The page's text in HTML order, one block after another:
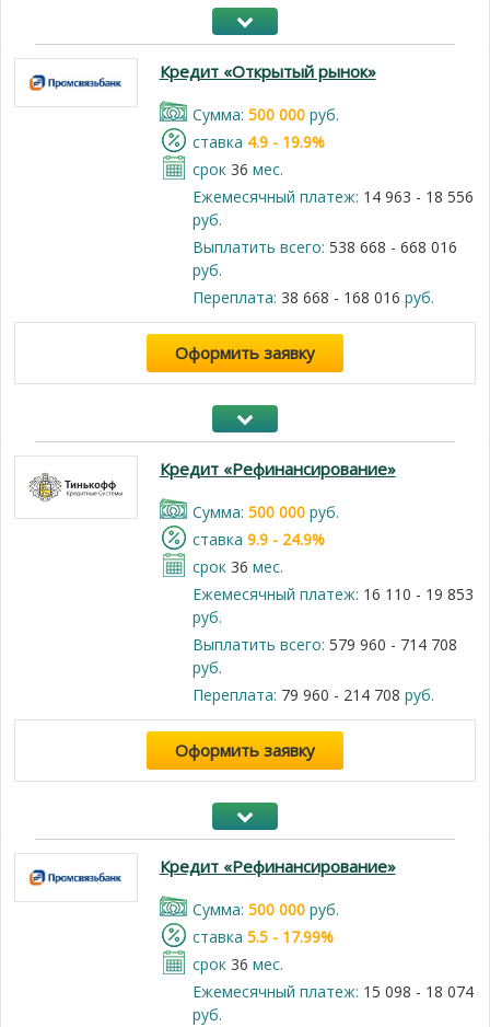
Кредит «Открытый рынок»
Cумма: 500 000руб.
cтавка 4.9 - 19.9%
срок 36 мес.
Ежемесячный платеж: 14 963 - 18 556
руб.
Выплатить всего: 538 668 - 668 016
руб.
Переплата: 38 668 - 168 016 руб.
Оформить заявку
Кредит «Рефинансирование»
Cумма: 500 000руб.
cтавка 9.9 - 24.9%
срок 36 мес.
Ежемесячный платеж: 16 110 - 19 853
руб.
Выплатить всего: 579 960 - 714 708
руб.
Переплата: 79 960 - 214 708 руб.
Оформить заявку
Кредит «Рефинансирование»
Cумма: 500 000руб.
cтавка 5.5 - 17.99%
срок 36 мес.
Ежемесячный платеж: 15 098 - 18 074
руб.